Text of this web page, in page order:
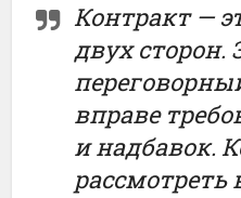
Контракт —
двух сторон.
вправе
и надбавок.
рассмотреть